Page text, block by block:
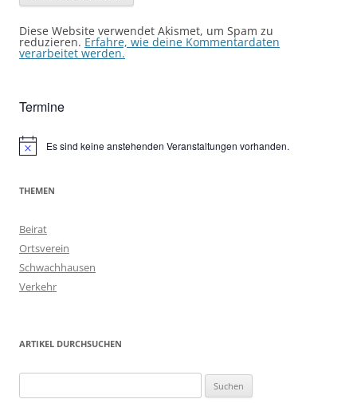
Diese Website verwendet Akismet, um Spam zu
reduzieren. Erfahre, wie deine Kommentardaten
verarbeitet werden.
Termine
HinweisEs sind keine anstehenden Veranstaltungen vorhanden.
THEMEN
Beirat
Ortsverein
Schwachhausen
Verkehr
ARTIKEL DURCHSUCHEN
nach: